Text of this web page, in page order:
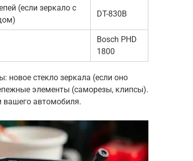
(если зеркало с
DT-830B
Bosch PHD
1800
новое стекло зеркала (если оно
элементы (саморезы, клипсы).
вашего автомобиля.